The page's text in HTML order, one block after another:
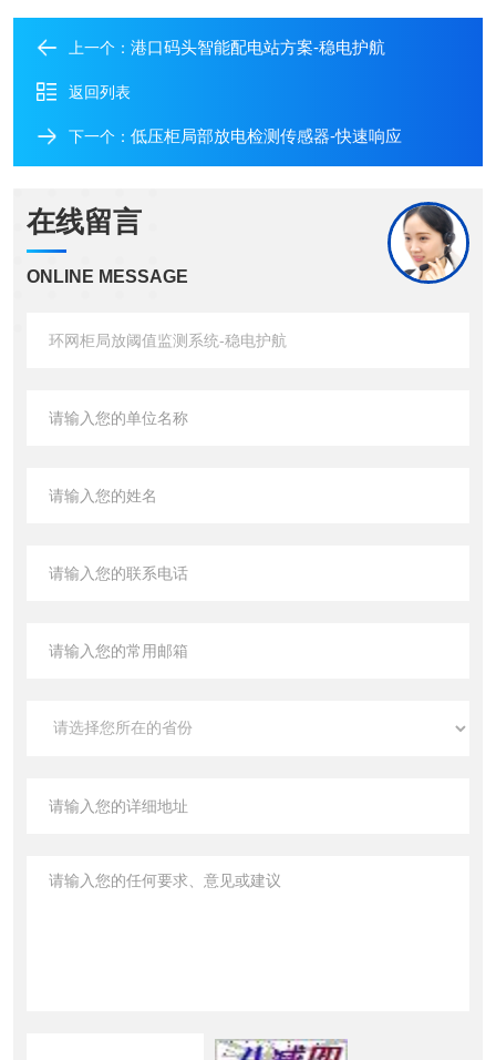
上一个： 港口码头智能配电站方案-稳电护航
返回列表
下一个： 低压柜局部放电检测传感器-快速响应
在线留言
ONLINE MESSAGE